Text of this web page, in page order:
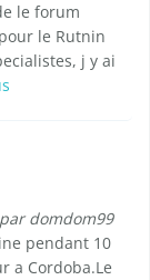
le forum
le Rutnin
j y ai
par domdom99
pendant 10
a Cordoba.Le